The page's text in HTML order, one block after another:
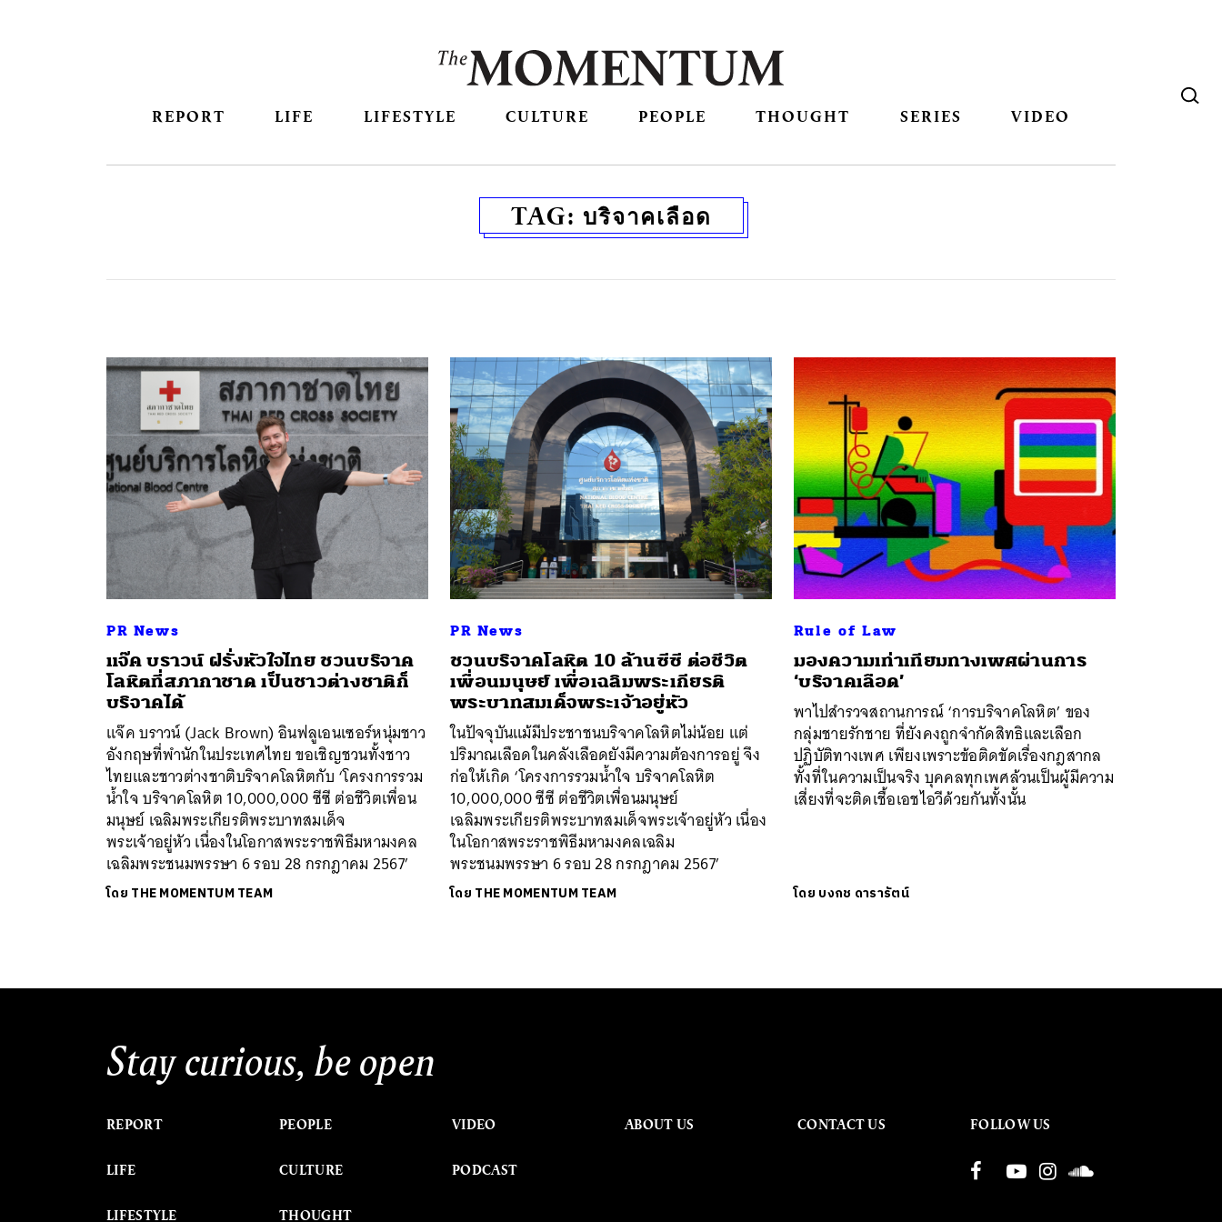
REPORT LIFE LIFESTYLE CULTURE PEOPLE THOUGHT SERIES VIDEO
TAG: บริจาคเลือด
PR News
แจ๊ค บราวน์ ฝรั่งหัวใจไทย ชวนบริจาค
โลหิตที่สภากาชาด เป็นชาวต่างชาติก็
บริจาคได้
แจ๊ค บราวน์ (Jack Brown) อินฟลูเอนเซอร์หนุ่มชาว
อังกฤษที่พำนักในประเทศไทย ขอเชิญชวนทั้งชาว
ไทยและชาวต่างชาติบริจาคโลหิตกับ ‘โครงการรวม
น้ำใจ บริจาคโลหิต 10,000,000 ซีซี ต่อชีวิตเพื่อน
มนุษย์ เฉลิมพระเกียรติพระบาทสมเด็จ
พระเจ้าอยู่หัว เนื่องในโอกาสพระราชพิธีมหามงคล
เฉลิมพระชนมพรรษา 6 รอบ 28 กรกฎาคม 2567’
โดย THE MOMENTUM TEAM
PR News
ชวนบริจาคโลหิต 10 ล้านซีซี ต่อชีวิต
เพื่อนมนุษย์ เพื่อเฉลิมพระเกียรติ
พระบาทสมเด็จพระเจ้าอยู่หัว
ในปัจจุบันแม้มีประชาชนบริจาคโลหิตไม่น้อย แต่
ปริมาณเลือดในคลังเลือดยังมีความต้องการอยู่ จึง
ก่อให้เกิด ‘โครงการรวมน้ำใจ บริจาคโลหิต
10,000,000 ซีซี ต่อชีวิตเพื่อนมนุษย์
เฉลิมพระเกียรติพระบาทสมเด็จพระเจ้าอยู่หัว เนื่อง
ในโอกาสพระราชพิธีมหามงคลเฉลิม
พระชนมพรรษา 6 รอบ 28 กรกฎาคม 2567’
โดย THE MOMENTUM TEAM
Rule of Law
มองความเท่าเทียมทางเพศผ่านการ
‘บริจาคเลือด’
พาไปสำรวจสถานการณ์ ‘การบริจาคโลหิต’ ของ
กลุ่มชายรักชาย ที่ยังคงถูกจำกัดสิทธิและเลือก
ปฏิบัติทางเพศ เพียงเพราะข้อติดขัดเรื่องกฎสากล
ทั้งที่ในความเป็นจริง บุคคลทุกเพศล้วนเป็นผู้มีความ
เสี่ยงที่จะติดเชื้อเอชไอวีด้วยกันทั้งนั้น
โดย บงกช ดารารัตน์
Stay curious, be open
REPORT
LIFE
LIFESTYLE
PEOPLE
CULTURE
THOUGHT
VIDEO
PODCAST
ABOUT US CONTACT US FOLLOW US
SHARE TWEET LINE EMAIL